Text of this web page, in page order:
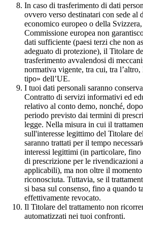
In caso di trasferimento di dati
ovvero verso destinatari con sede al
economico europeo o della
Commissione europea non
dati sufficiente (paesi terzi che non
adeguato di protezione), il Titolare
trasferimento avvalendosi di
normativa vigente, tra cui, tra
tipo» dell’UE.
I tuoi dati personali saranno
Contratto di servizi informativi ed
relativo al conto demo, nonché,
periodo previsto dai termini di
legge. Nella misura in cui il
sull'interesse legittimo del Titolare
saranno trattati per il tempo
interessi legittimi (in particolare, fino
di prescrizione per le rivendicazioni
applicabili), ma non oltre il
riconosciuta. Tuttavia, se il
si basa sul consenso, fino a quando
effettivamente revocato.
Il Titolare del trattamento non
automatizzati nei tuoi confronti.